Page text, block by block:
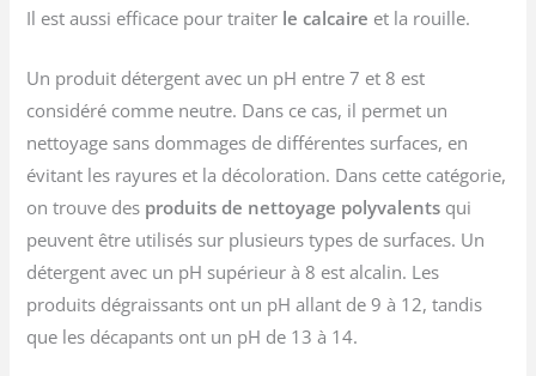
Il est aussi efficace pour traiter le calcaire et la rouille.
Un produit détergent avec un pH entre 7 et 8 est
considéré comme neutre. Dans ce cas, il permet un
nettoyage sans dommages de différentes surfaces, en
évitant les rayures et la décoloration. Dans cette catégorie,
on trouve des produits de nettoyage polyvalents qui
peuvent être utilisés sur plusieurs types de surfaces. Un
détergent avec un pH supérieur à 8 est alcalin. Les
produits dégraissants ont un pH allant de 9 à 12, tandis
que les décapants ont un pH de 13 à 14.